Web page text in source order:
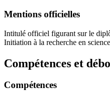
Mentions officielles
Intitulé officiel figurant sur le
Initiation à la recherche en
Compétences et
Compétences